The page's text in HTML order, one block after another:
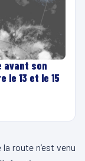
avant son
le 13 et le 15
route n’est venu